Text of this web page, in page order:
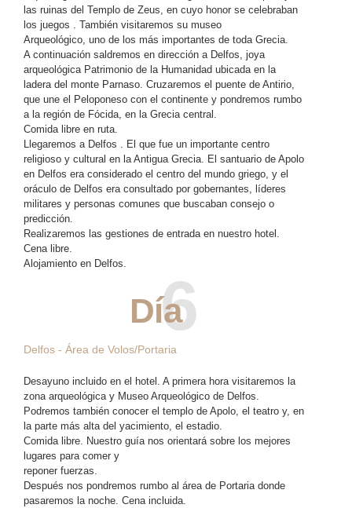
las ruinas del Templo de Zeus, en cuyo honor se celebraban
los juegos . También visitaremos su museo
Arqueológico, uno de los más importantes de toda Grecia.
A continuación saldremos en dirección a Delfos, joya
arqueológica Patrimonio de la Humanidad ubicada en la
ladera del monte Parnaso. Cruzaremos el puente de Antirio,
que une el Peloponeso con el continente y pondremos rumbo
a la región de Fócida, en la Grecia central.
Comida libre en ruta.
Llegaremos a Delfos . El que fue un importante centro
religioso y cultural en la Antigua Grecia. El santuario de Apolo
en Delfos era considerado el centro del mundo griego, y el
oráculo de Delfos era consultado por gobernantes, líderes
militares y personas comunes que buscaban consejo o
predicción.
Realizaremos las gestiones de entrada en nuestro hotel.
Cena libre.
Alojamiento en Delfos.
6
Día
Delfos - Área de Volos/Portaria
Desayuno incluido en el hotel. A primera hora visitaremos la
zona arqueológica y Museo Arqueológico de Delfos.
Podremos también conocer el templo de Apolo, el teatro y, en
la parte más alta del yacimiento, el estadio.
Comida libre. Nuestro guía nos orientará sobre los mejores
lugares para comer y
reponer fuerzas.
Después nos pondremos rumbo al área de Portaria donde
pasaremos la noche. Cena incluida